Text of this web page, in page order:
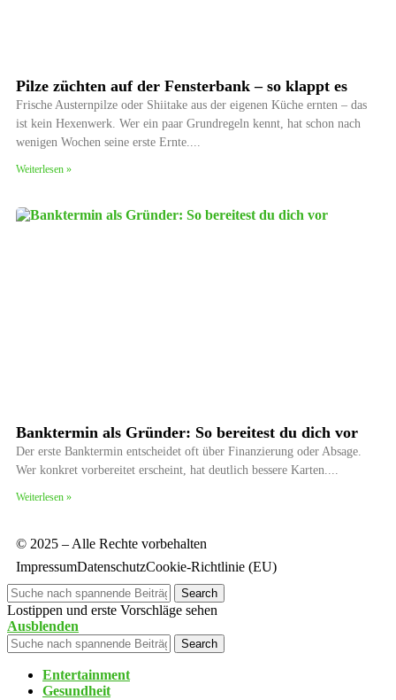
Pilze züchten auf der Fensterbank – so klappt es
Frische Austernpilze oder Shiitake aus der eigenen Küche ernten – das
ist kein Hexenwerk. Wer ein paar Grundregeln kennt, hat schon nach
wenigen Wochen seine erste Ernte.
Weiterlesen »
Banktermin als Gründer: So bereitest du dich vor
Der erste Banktermin entscheidet oft über Finanzierung oder Absage.
Wer konkret vorbereitet erscheint, hat deutlich bessere Karten.
Weiterlesen »
© 2025 – Alle Rechte vorbehalten
ImpressumDatenschutzCookie-Richtlinie (EU)
Search
Lostippen und erste Vorschläge sehen
Ausblenden
Search
Entertainment
Gesundheit